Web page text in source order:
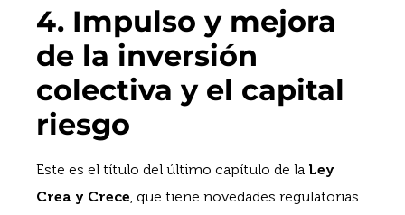
4. Impulso y mejora
de la inversión
colectiva y el capital
riesgo
Este es el título del último capítulo de la Ley
Crea y Crece, que tiene novedades regulatorias